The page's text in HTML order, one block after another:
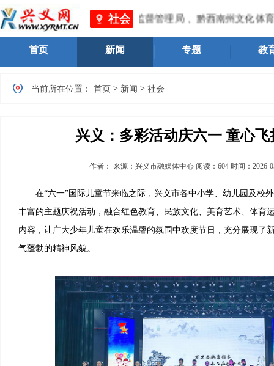
社会
黔西南州市场监督管理局 、黔西南州文化体育广电旅游局
首页 新闻 专题 教
当前所在位置： 首页 > 新闻 > 社会
兴义：多彩活动庆六一 童心飞
作者： 来源：兴义市融媒体中心 阅读： 604 时间： 2026-
在“六一”国际儿童节来临之际，兴义市各中小学、幼儿园及校
丰富的主题庆祝活动，融合红色教育、民族文化、美育艺术、体育
内容，让广大少年儿童在欢乐温馨的氛围中欢度节日，充分展现了
气蓬勃的精神风貌。